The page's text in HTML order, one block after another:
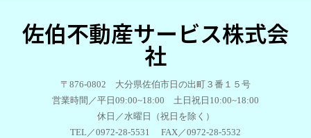
佐伯不動産サービス株式会
社
〒876-0802 大分県佐伯市日の出町３番１５号
営業時間／平日09:00~18:00 土日祝日10:00~18:00
休日／水曜日（祝日を除く）
TEL／0972-28-5531 FAX／0972-28-5532